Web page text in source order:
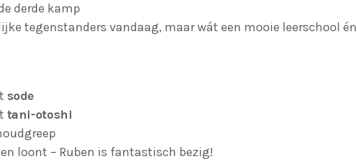
derde kamp
tegenstanders vandaag, maar wát een mooie leerschool
sode
tani-otoshi
loont – Ruben is fantastisch bezig!